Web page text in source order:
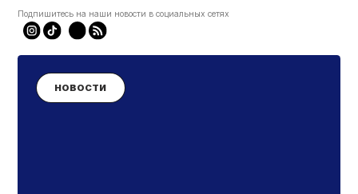
Подпишитесь на наши новости в социальных сетях
НОВОСТИ